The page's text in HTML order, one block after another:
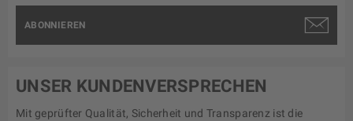
ABONNIEREN
UNSER KUNDENVERSPRECHEN
Mit geprüfter Qualität, Sicherheit und Transparenz ist die